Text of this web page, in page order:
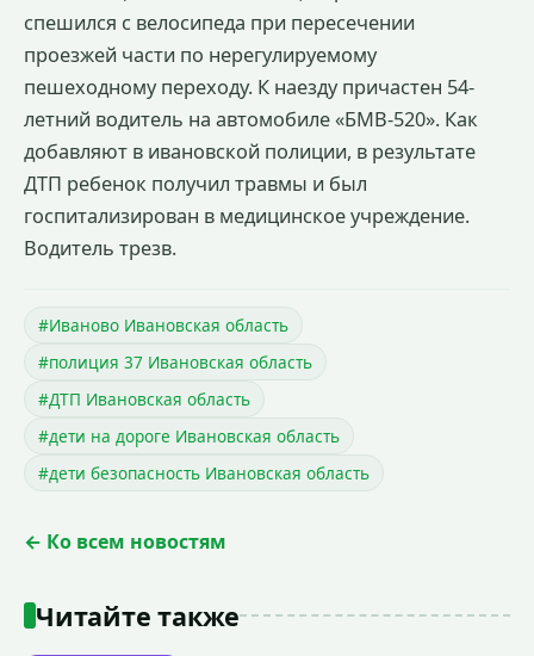
спешился с велосипеда при пересечении
проезжей части по нерегулируемому
пешеходному переходу. К наезду причастен 54-
летний водитель на автомобиле «БМВ-520». Как
добавляют в ивановской полиции, в результате
ДТП ребенок получил травмы и был
госпитализирован в медицинское учреждение.
Водитель трезв.
#Иваново Ивановская область
#полиция 37 Ивановская область
#ДТП Ивановская область
#дети на дороге Ивановская область
#дети безопасность Ивановская область
← Ко всем новостям
Читайте также